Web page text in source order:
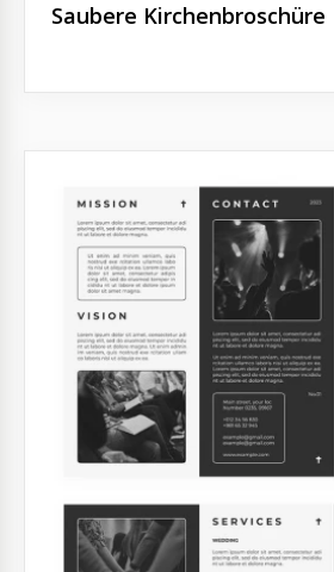
Saubere Kirchenbroschüre